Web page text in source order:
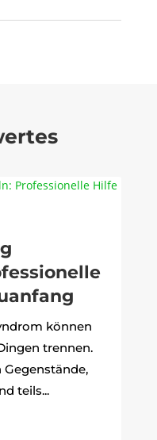
können
trennen.
Gegenstände,
teils...